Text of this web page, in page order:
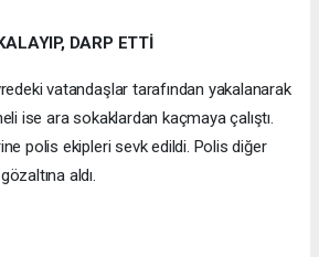
DARP ETTİ
vatandaşlar tarafından yakalanarak
ise ara sokaklardan kaçmaya çalıştı.
polis ekipleri sevk edildi. Polis diğer
aldı.